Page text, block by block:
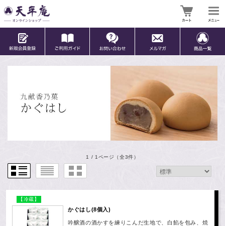
1 / 1ページ （全3件）
【冷蔵】
かぐはし(8個入)
吟醸酒の酒かすを練りこんだ生地で、白餡を包み、焼